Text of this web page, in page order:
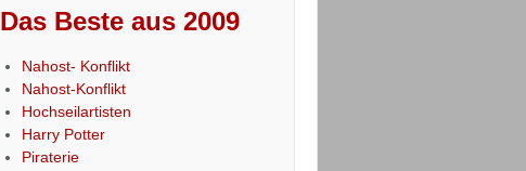
Das Beste aus 2009
Nahost- Konflikt
Nahost-Konflikt
Hochseilartisten
Harry Potter
Piraterie